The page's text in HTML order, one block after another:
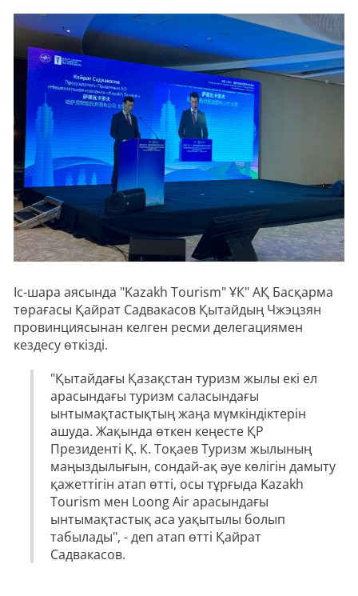
Іс-шара аясында "Kazakh Tourism" ҰК" АҚ Басқарма
төрағасы Қайрат Садвакасов Қытайдың Чжэцзян
провинциясынан келген ресми делегациямен
кездесу өткізді.
"Қытайдағы Қазақстан туризм жылы екі ел
арасындағы туризм саласындағы
ынтымақтастықтың жаңа мүмкіндіктерін
ашуда. Жақында өткен кеңесте ҚР
Президенті Қ. К. Тоқаев Туризм жылының
маңыздылығын, сондай-ақ әуе көлігін дамыту
қажеттігін атап өтті, осы тұрғыда Kazakh
Tourism мен Loong Air арасындағы
ынтымақтастық аса уақытылы болып
табылады", - деп атап өтті Қайрат
Садвакасов.